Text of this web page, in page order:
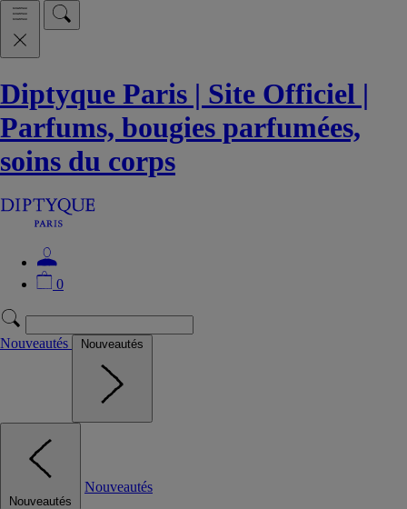
Diptyque Paris | Site Officiel |
Parfums, bougies parfumées,
soins du corps
0
Nouveautés Nouveautés
Nouveautés
Nouveautés